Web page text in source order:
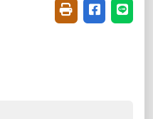
友善列印(開新視
分享至臉書
分享